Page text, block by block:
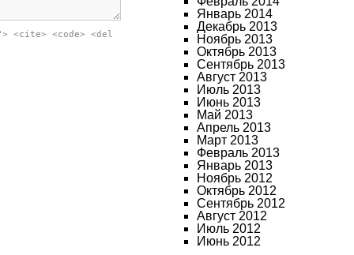
<cite> <code> <del
Январь 2014
Декабрь 2013
Ноябрь 2013
Октябрь 2013
Сентябрь 2013
Август 2013
Июль 2013
Июнь 2013
Май 2013
Апрель 2013
Март 2013
Февраль 2013
Январь 2013
Ноябрь 2012
Октябрь 2012
Сентябрь 2012
Август 2012
Июль 2012
Июнь 2012